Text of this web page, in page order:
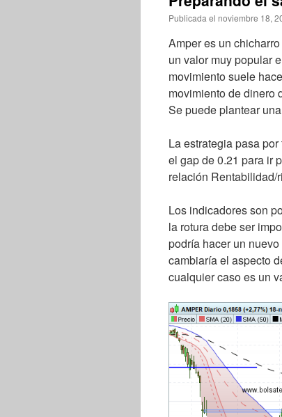
Publicada el noviembre 18,
Amper es un
un valor muy popular
movimiento suele
movimiento de dinero
Se puede plantear
La estrategia pasa
el gap de 0.21 para ir
relación Rentabilidad/
Los indicadores son
la rotura debe ser
podría hacer un
cambiaría el aspecto
cualquier caso es un